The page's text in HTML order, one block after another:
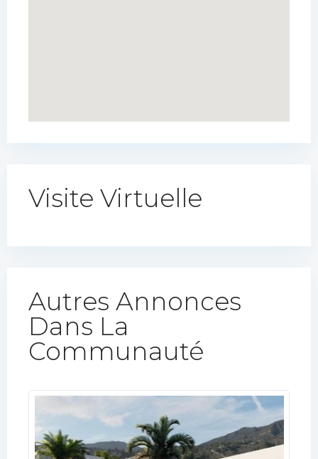
Visite Virtuelle
Autres Annonces
Dans La
Communauté​